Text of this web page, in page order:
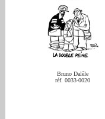
Bruno Dalèle
réf. 0033-0020